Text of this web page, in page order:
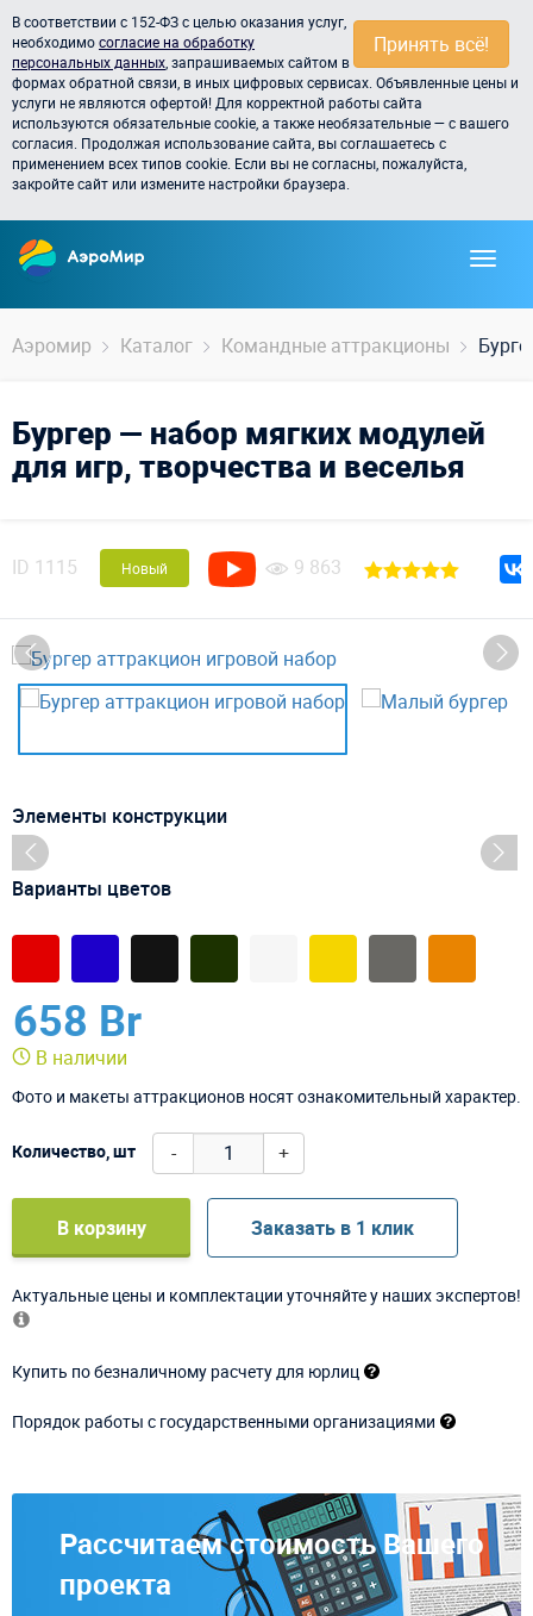
Принять всё!
В соответствии с 152-ФЗ с целью оказания услуг,
необходимосогласие на обработку
персональных данных , запрашиваемых сайтом в
формах обратной связи, в иных цифровых сервисах. Объявленные цены и
услуги не являются офертой! Для корректной работы сайта
используются обязательные cookie, а также необязательные — с вашего
согласия. Продолжая использование сайта, вы соглашаетесь с
применением всех типов cookie. Если вы не согласны, пожалуйста,
закройте сайт или измените настройки браузера.
Аэромир Каталог Командные аттракционы
Бургер — набор мягких модулей
для игр, творчества и веселья
ID 1115 Новый 9 863
Элементы конструкции
Варианты цветов
658 Br
В наличии
Фото и макеты аттракционов носят ознакомительный характер.
Количество, шт - +
В корзину Заказать в 1 клик
Актуальные цены и комплектации уточняйте у наших экспертов!
Купить по безналичному расчету для юрлиц
Порядок работы с государственными организациями
Рассчитаем стоимость Вашего
проекта